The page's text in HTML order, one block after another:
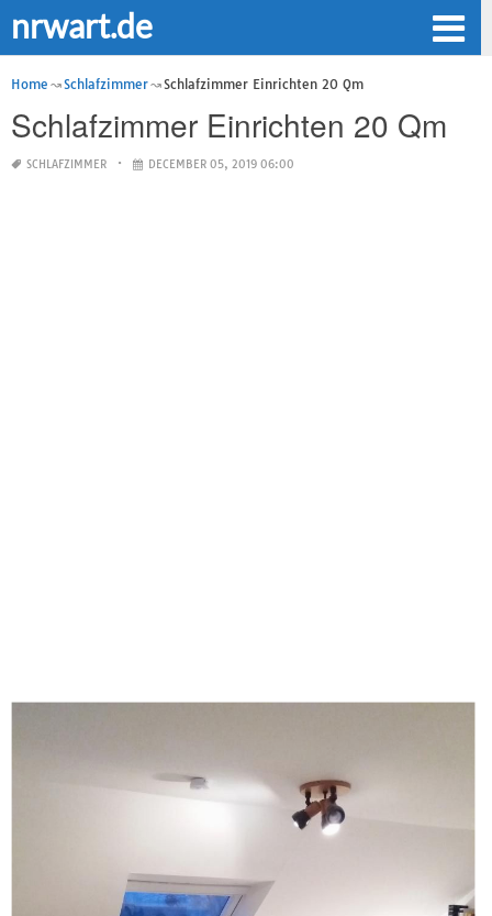
nrwart.de
Home Schlafzimmer Schlafzimmer Einrichten 20 Qm
Schlafzimmer Einrichten 20 Qm
SCHLAFZIMMER DECEMBER 05, 2019 06:00